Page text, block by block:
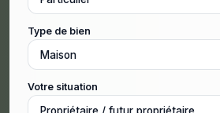
Type de bien
Votre situation